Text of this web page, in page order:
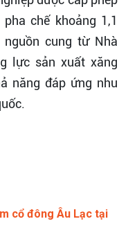
chế khoảng 1,1
cung từ Nhà
lực sản xuất xăng
năng đáp ứng nhu
cổ đông Âu Lạc tại